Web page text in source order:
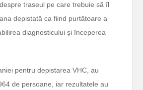
traseul pe care trebuie să îl
depistată ca fiind purtătoare a
diagnosticului și începerea
pentru depistarea VHC, au
de persoane, iar rezultatele au